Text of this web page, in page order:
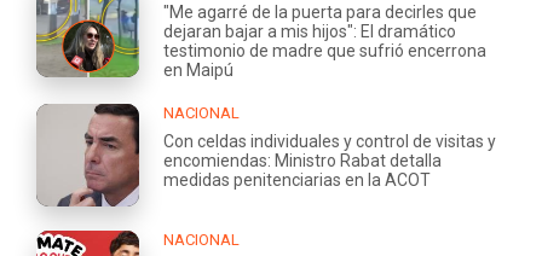
"Me agarré de la puerta para decirles que
dejaran bajar a mis hijos": El dramático
testimonio de madre que sufrió encerrona
en Maipú
NACIONAL
Con celdas individuales y control de visitas y
encomiendas: Ministro Rabat detalla
medidas penitenciarias en la ACOT
NACIONAL